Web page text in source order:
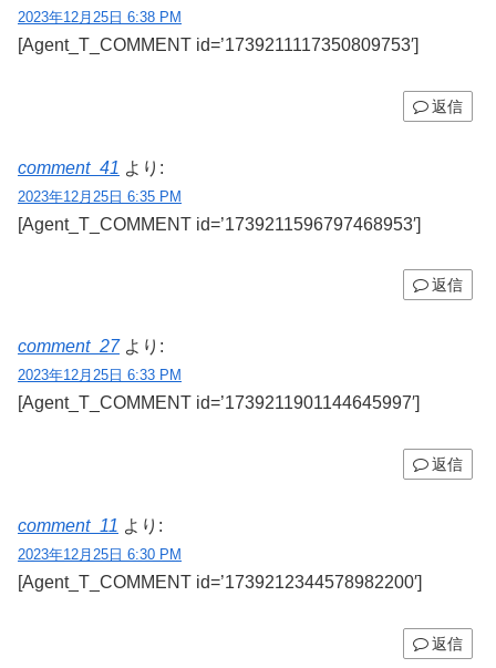
2023年12月25日 6:38 PM
[Agent_T_COMMENT id=’1739211117350809753′]
返信
comment_41 より:
2023年12月25日 6:35 PM
[Agent_T_COMMENT id=’1739211596797468953′]
返信
comment_27 より:
2023年12月25日 6:33 PM
[Agent_T_COMMENT id=’1739211901144645997′]
返信
comment_11 より:
2023年12月25日 6:30 PM
[Agent_T_COMMENT id=’1739212344578982200′]
返信